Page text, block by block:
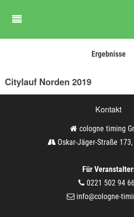
Ergebnisse
Citylauf Norden 2019
Kontakt
cologne timing
Oskar-Jäger-Straße
Für
0221 502 94
info@cologne-